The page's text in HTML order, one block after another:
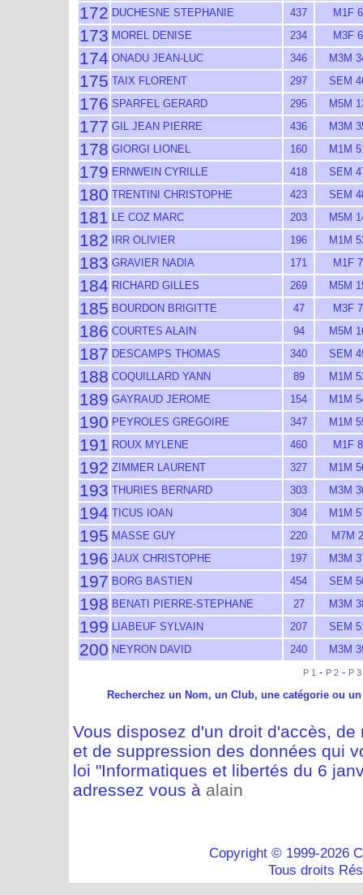
172 DUCHESNE STEPHANIE 437 M1F 6
173 MOREL DENISE 234 M3F 6
174 ONADU JEAN-LUC 346 M3M
175 TAIX FLORENT 297 SEM
176 SPARFEL GERARD 295 M5M
177 GIL JEAN PIERRE 436 M3M
178 GIORGI LIONEL 160 M1M
179 ERNWEIN CYRILLE 418 SEM
180 TRENTINI CHRISTOPHE 423 SEM
181 LE COZ MARC 203 M5M
182 IRR OLIVIER 196 M1M
183 GRAVIER NADIA 171 M1F 7
184 RICHARD GILLES 269 M5M
185 BOURDON BRIGITTE 47 M3F 7
186 COURTES ALAIN 94 M5M
187 DESCAMPS THOMAS 340 SEM
188 COQUILLARD YANN 89 M1M
189 GAYRAUD JEROME 154 M1M
190 PEYROLES GREGOIRE 347 M1M
191 ROUX MYLENE 460 M1F 8
192 ZIMMER LAURENT 327 M1M
193 THURIES BERNARD 303 M3M
194 TICUS IOAN 304 M1M
195 MASSE GUY 220 M7M 2
196 JAUX CHRISTOPHE 197 M3M
197 BORG BASTIEN 454 SEM
198 BENATI PIERRE-STEPHANE 27 M3M
199 LIABEUF SYLVAIN 207 SEM
200 NEYRON DAVID 240 M3M
P 1 - P 2 - P 3
Recherchez un Nom, un Club, une catégorie ou
Vous disposez d'un droit d'accès,
et de suppression des données qui
loi "Informatiques et libertés du 6
adressez vous à alain
Copyright © 1999-2026
Tous droits